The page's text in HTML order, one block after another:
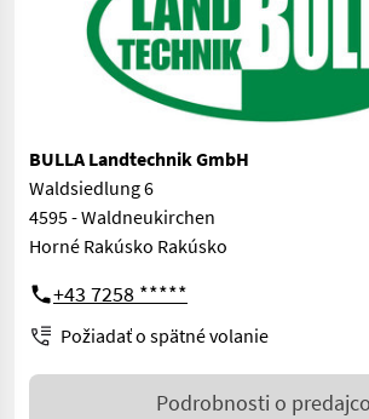
BULLA Landtechnik GmbH
Waldsiedlung 6
4595 - Waldneukirchen
Horné Rakúsko Rakúsko
+43 7258 *****
Požiadať o spätné volanie
Podrobnosti o